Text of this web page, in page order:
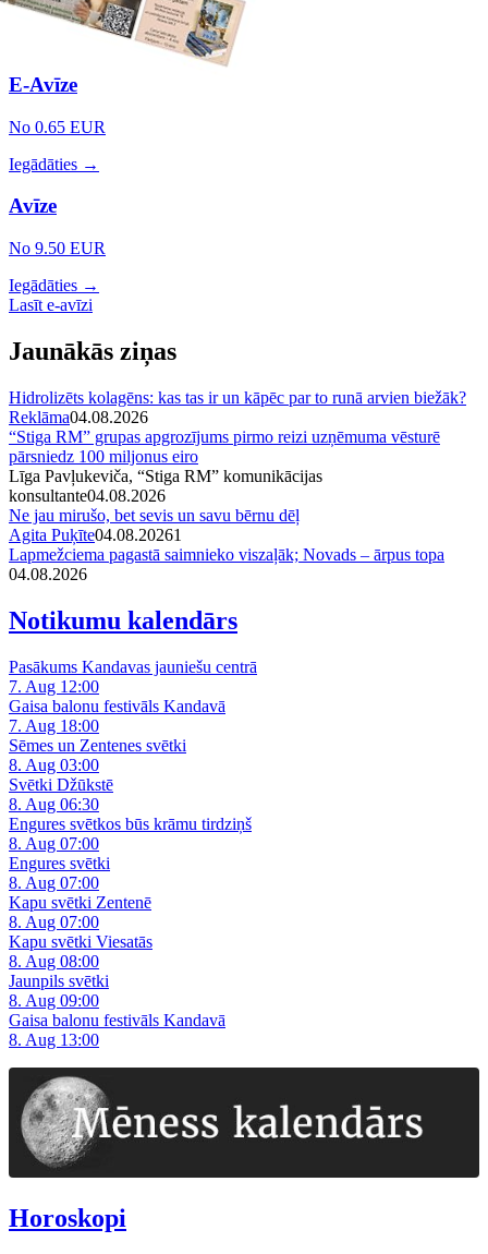
E-Avīze
No 0.65 EUR
Iegādāties →
Avīze
No 9.50 EUR
Iegādāties →
Lasīt e-avīzi
Jaunākās ziņas
Hidrolizēts kolagēns: kas tas ir un kāpēc par to runā arvien biežāk?
Reklāma04.08.2026
“Stiga RM” grupas apgrozījums pirmo reizi uzņēmuma vēsturē
pārsniedz 100 miljonus eiro
Līga Pavļukeviča, “Stiga RM” komunikācijas
konsultante04.08.2026
Ne jau mirušo, bet sevis un savu bērnu dēļ
Agita Puķīte04.08.20261
Lapmežciema pagastā saimnieko viszaļāk; Novads – ārpus topa
04.08.2026
Notikumu kalendārs
Pasākums Kandavas jauniešu centrā
7. Aug 12:00
Gaisa balonu festivāls Kandavā
7. Aug 18:00
Sēmes un Zentenes svētki
8. Aug 03:00
Svētki Džūkstē
8. Aug 06:30
Engures svētkos būs krāmu tirdziņš
8. Aug 07:00
Engures svētki
8. Aug 07:00
Kapu svētki Zentenē
8. Aug 07:00
Kapu svētki Viesatās
8. Aug 08:00
Jaunpils svētki
8. Aug 09:00
Gaisa balonu festivāls Kandavā
8. Aug 13:00
Horoskopi